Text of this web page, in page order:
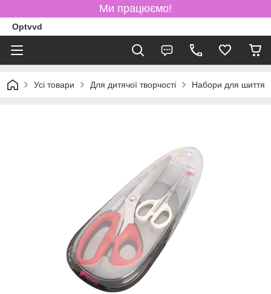
Ми працюємо!
Optvvd
Усі товари Для дитячої творчості Набори для шиття